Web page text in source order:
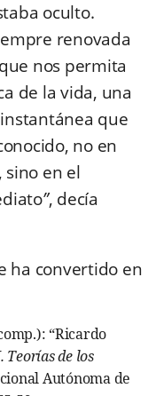
oculto.
renovada
nos permita
de la vida, una
que
no en
en el
”, decía
ha convertido en
“Ricardo
Teorías de los
Autónoma de